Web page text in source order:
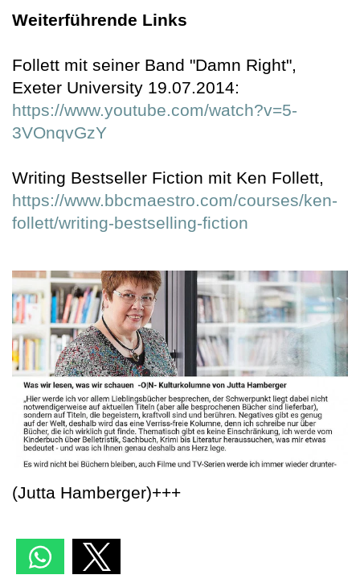
Weiterführende Links
Follett mit seiner Band "Damn Right",
Exeter University 19.07.2014:
https://www.youtube.com/watch?v=5-
3VOnqvGzY
Writing Bestseller Fiction mit Ken Follett,
https://www.bbcmaestro.com/courses/ken-
follett/writing-bestselling-fiction
(Jutta Hamberger)+++